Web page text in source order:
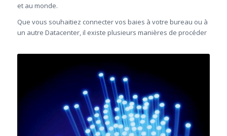
et au monde.
Que vous souhaitiez connecter vos baies à votre bureau ou à
un autre Datacenter, il existe plusieurs manières de procéder